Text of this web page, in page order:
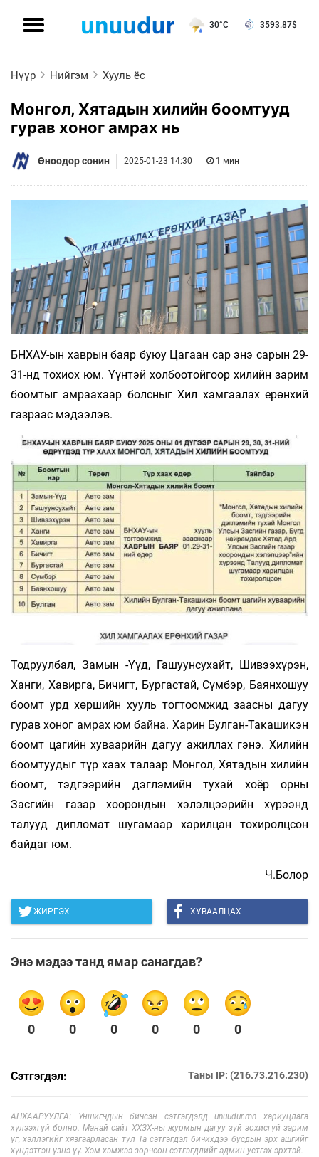
30°C 3593.87$
Нүүр Нийгэм Хууль ёс
Монгол, Хятадын хилийн боомтууд
гурав хоног амрах нь
Өнөөдөр сонин 2025-01-23 14:30 1 мин
БНХАУ-ын хаврын баяр буюу Цагаан сар энэ сарын 29-
31-нд тохиох юм. Үүнтэй холбоотой­гоор хилийн зарим
боомтыг амраахаар болсныг Хил хамгаалах ерөн­хий
газраас мэдээлэв.
Тод­руулбал, Замын -Үүд, Гашуун­сухайт, Шивээ­хүрэн,
Ханги, Хавирга, Бичигт, Бургас­тай, Сүмбэр, Баянхошуу
боомт урд хөршийн хууль тог­тоомжид заасны дагуу
гурав хоног амрах юм байна. Харин Булган-Такашикэн
боомт цагийн хуваарийн дагуу ажил­лах гэнэ. Хилийн
боомтуудыг түр хаах талаар Монгол, Хятадын хилийн
боомт, тэдгээрийн дэглэмийн ту­хай хоёр орны
Засгийн газар хоорондын хэлэлцээрийн хү­рээнд
талууд дипломат шугамаар харилцан тохиролц­сон
байдаг юм.
Ч.Болор
ЖИРГЭХ ХУВААЛЦАХ
Энэ мэдээ танд ямар санагдав?
0 0 0 0 0 0
Сэтгэгдэл: Таны IP: (216.73.216.230)
АНХААРУУЛГА: Уншигчдын бичсэн сэтгэгдэлд unuudur.mn хариуцлага
хүлээхгүй болно. Манай сайт ХХЗХ-ны журмын дагуу зүй зохисгүй зарим
үг, хэллэгийг хязгаарласан тул Та сэтгэгдэл бичихдээ бусдын эрх ашгийг
хүндэтгэн үзнэ үү. Хэм хэмжээ зөрчсөн сэтгэгдлийг админ устгах эрхтэй.